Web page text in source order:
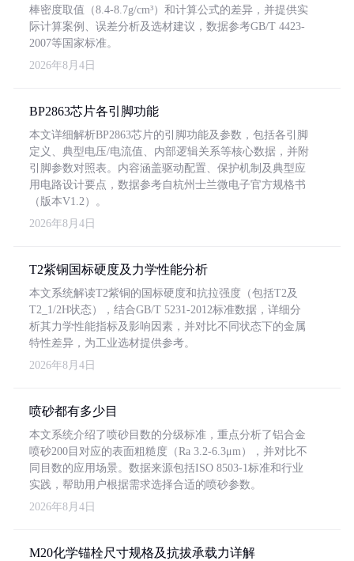
棒密度取值（8.4-8.7g/cm³）和计算公式的差异，并提供实
际计算案例、误差分析及选材建议，数据参考GB/T 4423-
2007等国家标准。
2026年8月4日
BP2863芯片各引脚功能
本文详细解析BP2863芯片的引脚功能及参数，包括各引脚
定义、典型电压/电流值、内部逻辑关系等核心数据，并附
引脚参数对照表。内容涵盖驱动配置、保护机制及典型应
用电路设计要点，数据参考自杭州士兰微电子官方规格书
（版本V1.2）。
2026年8月4日
T2紫铜国标硬度及力学性能分析
本文系统解读T2紫铜的国标硬度和抗拉强度（包括T2及
T2_1/2H状态），结合GB/T 5231-2012标准数据，详细分
析其力学性能指标及影响因素，并对比不同状态下的金属
特性差异，为工业选材提供参考。
2026年8月4日
喷砂都有多少目
本文系统介绍了喷砂目数的分级标准，重点分析了铝合金
喷砂200目对应的表面粗糙度（Ra 3.2-6.3μm），并对比不
同目数的应用场景。数据来源包括ISO 8503-1标准和行业
实践，帮助用户根据需求选择合适的喷砂参数。
2026年8月4日
M20化学锚栓尺寸规格及抗拔承载力详解